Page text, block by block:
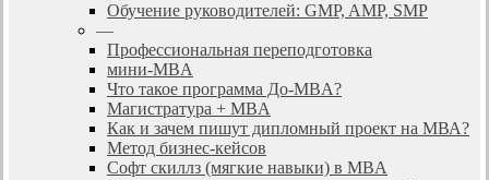
Обучение руководителей: GMP, AMP, SMP
—
Профессиональная переподготовка
мини-MBA
Что такое программа До-MBA?
Магистратура + MBA
Как и зачем пишут дипломный проект на МВА?
Метод бизнес-кейсов
Софт скиллз (мягкие навыки) в MBA